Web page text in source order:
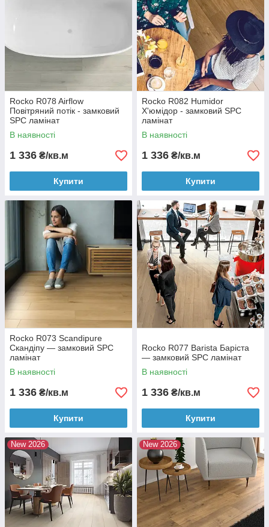
Rocko R078 Airflow
Повітряний потік - замковий
SPC ламінат
В наявності
1 336 ₴/кв.м
Купити
Rocko R082 Humidor
Х'юмідор - замковий SPC
ламінат
В наявності
1 336 ₴/кв.м
Купити
Rocko R073 Scandipure
Скандіпу — замковий SPC
ламінат
В наявності
1 336 ₴/кв.м
Купити
Rocko R077 Barista Баріста
— замковий SPC ламінат
В наявності
1 336 ₴/кв.м
Купити
New 2026 New 2026